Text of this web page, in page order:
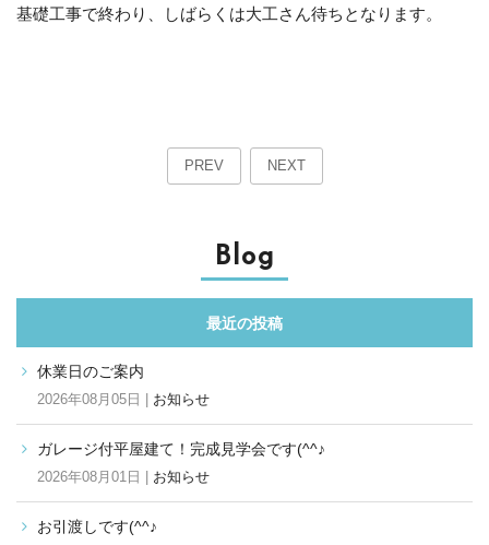
基礎工事で終わり、しばらくは大工さん待ちとなります。
PREV NEXT
Blog
最近の投稿
休業日のご案内
2026年08月05日 | お知らせ
ガレージ付平屋建て！完成見学会です(^^♪
2026年08月01日 | お知らせ
お引渡しです(^^♪